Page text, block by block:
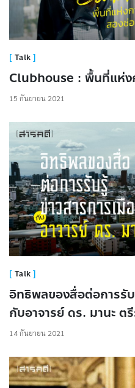
Talk
Clubhouse : พื้นที่แห่ง
15 กันยายน 2021
Talk
อิทธิพลของสื่อต่อการรับ
กับอาจารย์ ดร. มานะ
14 กันยายน 2021